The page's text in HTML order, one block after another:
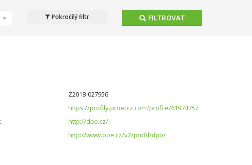
FILTROVAT
Pokročilý filtr
Z2018-027956
https://profily.proebiz.com/profile/61974757
http://dpo.cz/
http://www.ppe.cz/v2/profil/dpo/